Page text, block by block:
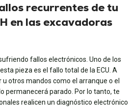
recurrentes de tu
en las excavadoras
fallos electrónicos. Uno de los
pieza es el fallo total de la ECU. A
otros mandos como el arranque o el
permanecerá parado. Por lo tanto, te
realicen un diagnóstico electrónico